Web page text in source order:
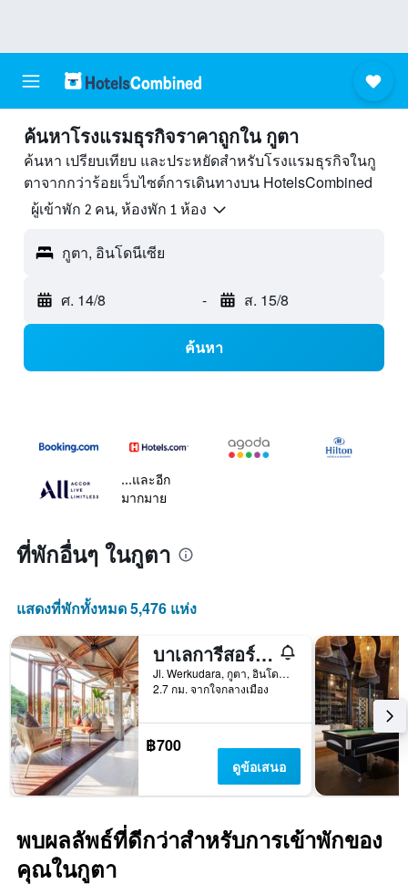
ค้นหาโรงแรมธุรกิจราคาถูกใน กูตา
ค้นหา เปรียบเทียบ และประหยัดสำหรับโรงแรมธุรกิจในกู
ตาจากกว่าร้อยเว็บไซต์การเดินทางบน HotelsCombined
ผู้เข้าพัก 2 คน, ห้องพัก 1 ห้อง
กูตา, อินโดนีเซีย
ศ. 14/8 - ส. 15/8
ค้นหา
...และอีก
มากมาย
ที่พักอื่นๆ ในกูตา
แสดงที่พักทั้งหมด 5,476 แห่ง
บาเลการีสอร์ท โฮเทลแอนด์สปา
Jl. Werkudara, กูตา, อินโดนีเซีย
2.7 กม. จากใจกลางเมือง
฿700
ดูข้อเสนอ
พบผลลัพธ์ที่ดีกว่าสำหรับการเข้าพักของ
คุณในกูตา